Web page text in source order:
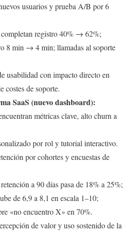
usuarios y prueba A/B por 6
registro 40% → 62%;
8 min → 4 min; llamadas al soporte
usabilidad con impacto directo en
costes de soporte.
SaaS (nuevo dashboard):
métricas clave, alto churn a
por rol y tutorial interactivo.
por cohortes y encuestas de
a 90 días pasa de 18% a 25%;
de 6,9 a 8,1 en escala 1–10;
«no encuentro X» en 70%.
de valor y uso sostenido de la